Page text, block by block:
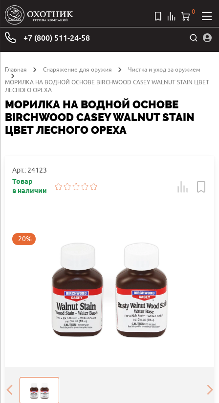
+7 (800) 511-24-58
0
Главная Снаряжение для оружия
Чистка и уход за оружием
МОРИЛКА НА ВОДНОЙ ОСНОВЕ BIRCHWOOD CASEY WALNUT STAIN ЦВЕТ
ЛЕСНОГО ОРЕХА
МОРИЛКА НА ВОДНОЙ ОСНОВЕ
BIRCHWOOD CASEY WALNUT STAIN
ЦВЕТ ЛЕСНОГО ОРЕХА
Арт.: 24123
Товар
в наличии
-20%